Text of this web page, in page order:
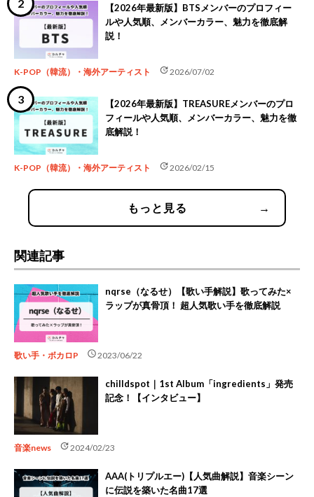
【2026年最新版】BTSメンバーのプロフィー
ルや人気順、メンバーカラー、魅力を徹底解
説！
K-POP（韓流）・海外アーティスト update2026/07/02
【2026年最新版】TREASUREメンバーのプロ
フィールや人気順、メンバーカラー、魅力を徹
底解説！
K-POP（韓流）・海外アーティスト update2026/02/15
もっと見る →
関連記事
nqrse（なるせ）【歌い手解説】歌ってみた×
ラップが真骨頂！ 超人気歌い手を徹底解説
歌い手・ボカロP schedule2023/06/22
chilldspot｜1st Album「ingredients」発売
記念！【インタビュー】
音楽news update2024/02/23
AAA(トリプルエー)【人気曲解説】音楽シーン
に伝説を築いた名曲17選